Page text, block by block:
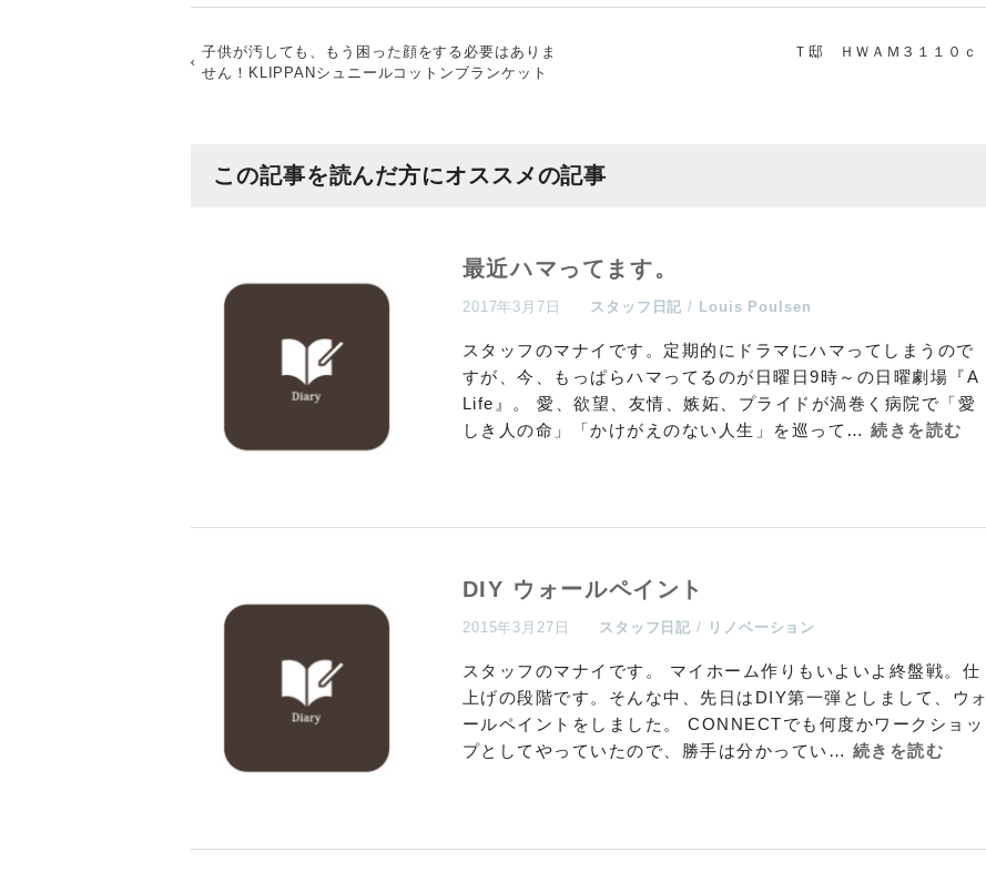
子供が汚しても、もう困った顔をする必要はありま
せん！KLIPPANシュニールコットンブランケット
Ｔ邸 ＨＷＡＭ３１１０ｃ
この記事を読んだ方にオススメの記事
最近ハマってます。
2017年3月7日 スタッフ日記 Louis Poulsen
スタッフのマナイです。定期的にドラマにハマってしまうので
すが、今、もっぱらハマってるのが日曜日9時～の日曜劇場『A
Life』。 愛、欲望、友情、嫉妬、プライドが渦巻く病院で「愛
しき人の命」「かけがえのない人生」を巡って… 続きを読む
DIY ウォールペイント
2015年3月27日 スタッフ日記 リノベーション
スタッフのマナイです。 マイホーム作りもいよいよ終盤戦。仕
上げの段階です。そんな中、先日はDIY第一弾としまして、ウォ
ールペイントをしました。 CONNECTでも何度かワークショッ
プとしてやっていたので、勝手は分かってい… 続きを読む